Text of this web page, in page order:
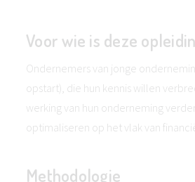
Voor wie is deze
Ondernemers van jonge
opstart), die hun kennis willen
werking van hun onderneming
optimaliseren op het vlak van
Methodologie